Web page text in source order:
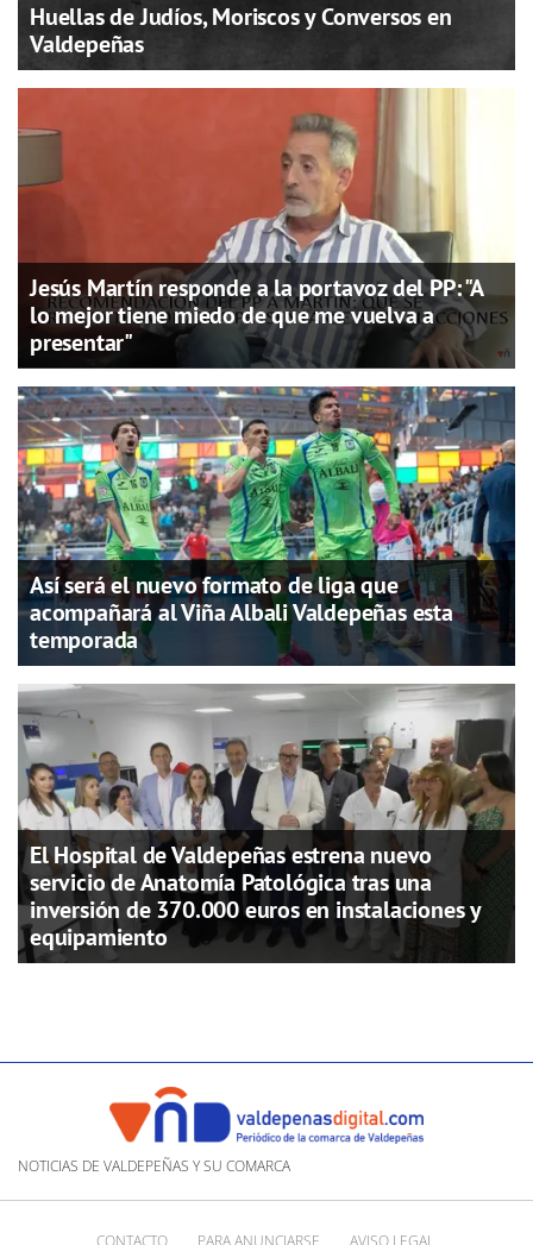
Huellas de Judíos, Moriscos y Conversos en
Valdepeñas
Jesús Martín responde a la portavoz del PP: "A
lo mejor tiene miedo de que me vuelva a
presentar"
Así será el nuevo formato de liga que
acompañará al Viña Albali Valdepeñas esta
temporada
El Hospital de Valdepeñas estrena nuevo
servicio de Anatomía Patológica tras una
inversión de 370.000 euros en instalaciones y
equipamiento
NOTICIAS DE VALDEPEÑAS Y SU COMARCA
CONTACTO PARA ANUNCIARSE AVISO LEGAL